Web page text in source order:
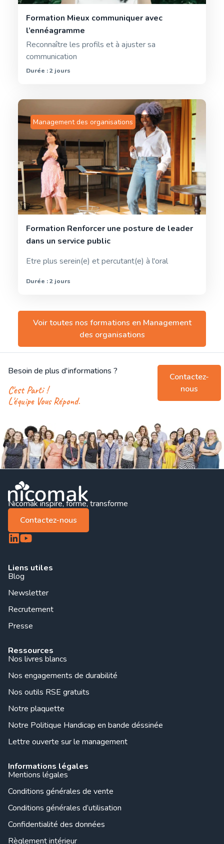
Formation Mieux communiquer avec
l’ennéagramme
Reconnaître les profils et à ajuster sa
communication
Durée : 2 jours
Management des organisations
Formation Renforcer une posture de leader
dans un service public
Etre plus serein(e) et percutant(e) à l'oral
Durée : 2 jours
Voir toutes nos formations en Management
des organisations
Besoin de plus d'informations ?
C'est Parti !
L'équipe Vous Répond.
Contactez-
nous
Nicomak inspire, forme, transforme
Contactez-nous
Liens utiles
Blog
Newsletter
Recrutement
Presse
Ressources
Nos livres blancs
Nos engagements de durabilité
Nos outils RSE gratuits
Notre plaquette
Notre Politique Handicap en bande déssinée
Lettre ouverte sur le management
Informations légales
Mentions légales
Conditions générales de vente
Conditions générales d’utilisation
Confidentialité des données
Règlement intérieur